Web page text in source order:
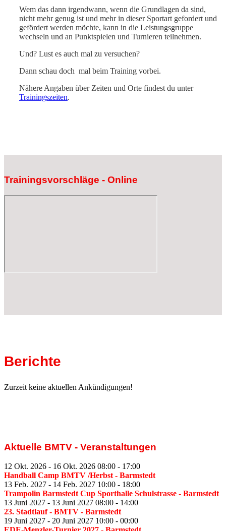
Wem das dann irgendwann, wenn die Grundlagen da sind,
nicht mehr genug ist und mehr in dieser Sportart gefordert und
gefördert werden möchte, kann in die Leistungsgruppe
wechseln und an Punktspielen und Turnieren teilnehmen.
Und? Lust es auch mal zu versuchen?
Dann schau doch mal beim Training vorbei.
Nähere Angaben über Zeiten und Orte findest du unter
Trainingszeiten.
Trainingsvorschläge - Online
Berichte
Zurzeit keine aktuellen Ankündigungen!
Aktuelle BMTV - Veranstaltungen
12 Okt. 2026 - 16 Okt. 2026 08:00 - 17:00
Handball Camp BMTV /Herbst - Barmstedt
13 Feb. 2027 - 14 Feb. 2027 10:00 - 18:00
Trampolin Barmstedt Cup Sporthalle Schulstrasse - Barmstedt
13 Juni 2027 - 13 Juni 2027 08:00 - 14:00
23. Stadtlauf - BMTV - Barmstedt
19 Juni 2027 - 20 Juni 2027 10:00 - 00:00